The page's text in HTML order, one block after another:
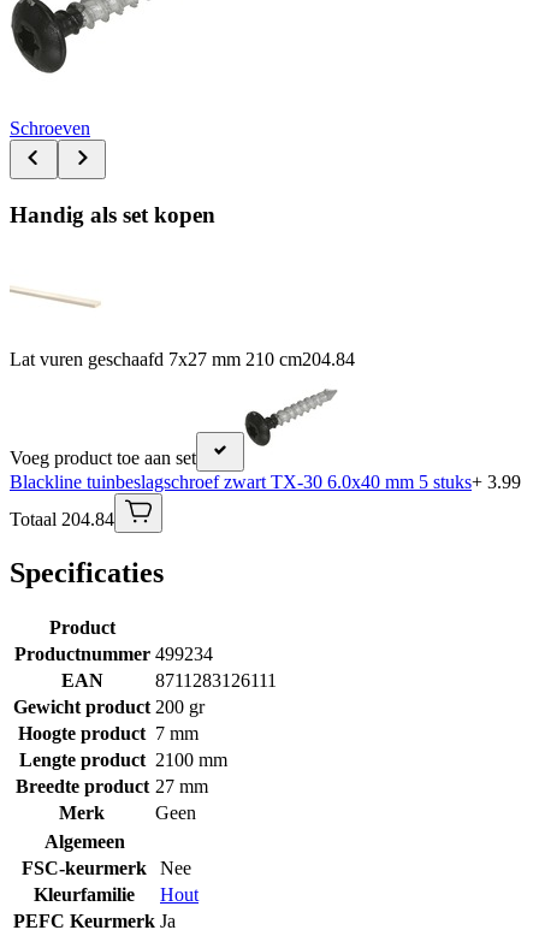
Schroeven
Handig als set kopen
Lat vuren geschaafd 7x27 mm 210 cm204.84
Voeg product toe aan set
Blackline tuinbeslagschroef zwart TX-30 6.0x40 mm 5 stuks+ 3.99
Totaal 204.84
Specificaties
Product
Productnummer 499234
EAN
8711283126111
Gewicht product 200 gr
Hoogte product 7 mm
Lengte product 2100 mm
Breedte product 27 mm
Merk
Geen
Algemeen
FSC-keurmerk
Nee
Kleurfamilie
Hout
PEFC Keurmerk Ja